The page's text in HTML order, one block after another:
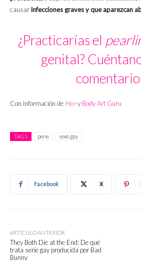
causarinfecciones graves y que aparezcan
¿Practicarías el
genital?
Con información de Hery Body Art Guru
TAGS pene sexo gay
Facebook X
ARTÍCULO ANTERIOR
They Both Die at the End: De qué
trata serie gay producida por Bad
Bunny